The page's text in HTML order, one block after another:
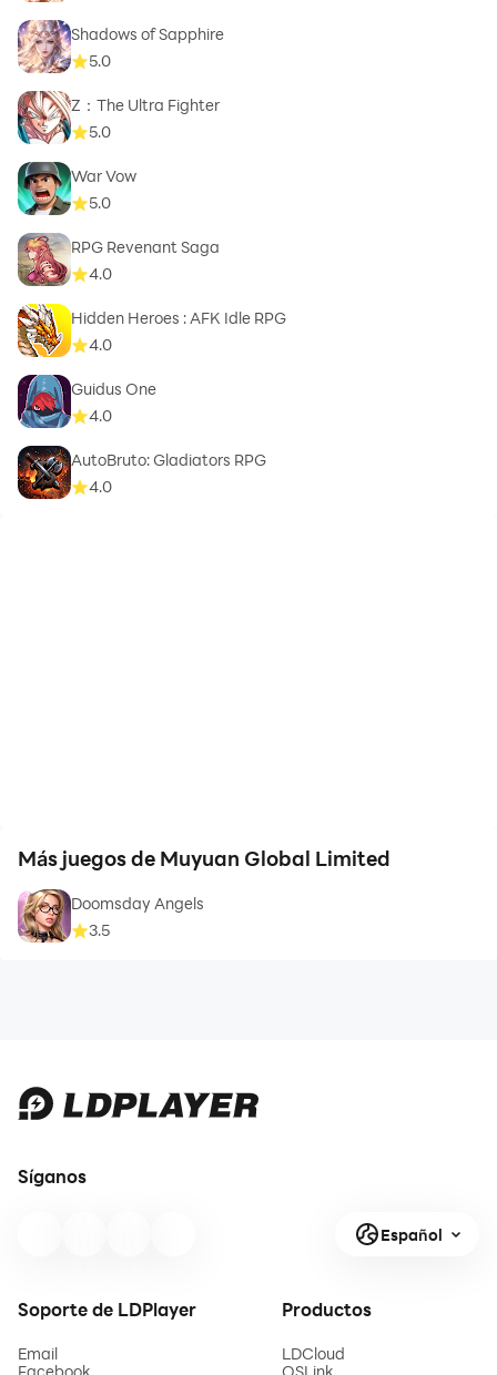
Shadows of Sapphire
5.0
Z：The Ultra Fighter
5.0
War Vow
5.0
RPG Revenant Saga
4.0
Hidden Heroes : AFK Idle RPG
4.0
Guidus One
4.0
AutoBruto: Gladiators RPG
4.0
Más juegos de Muyuan Global Limited
Doomsday Angels
3.5
Síganos
Español
Soporte de LDPlayer
Email
Productos
LDCloud